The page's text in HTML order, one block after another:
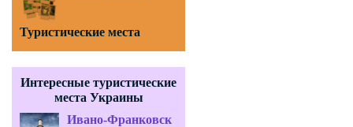
Туристические места
Интересные туристические
места Украины
Ивано-Франковск